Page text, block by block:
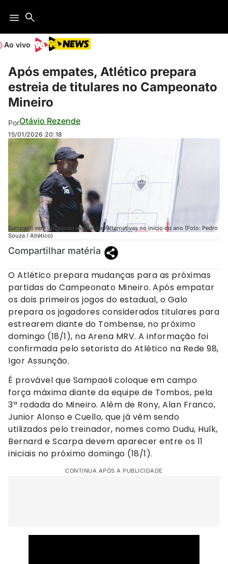
Ao vivo
Após empates, Atlético prepara
estreia de titulares no Campeonato
Mineiro
PorOtávio Rezende
15/01/2026 20:18
Sampaoli vem utilizando escalações alternativas no início do ano (Foto: Pedro
Souza / Atlético)
Compartilhar matéria
O Atlético prepara mudanças para as próximas
partidas do Campeonato Mineiro. Após empatar
os dois primeiros jogos do estadual, o Galo
prepara os jogadores considerados titulares para
estrearem diante do Tombense, no próximo
domingo (18/1), na Arena MRV. A informação foi
confirmada pelo setorista do Atlético na Rede 98,
Igor Assunção.
É provável que Sampaoli coloque em campo
força máxima diante da equipe de Tombos, pela
3ª rodada do Mineiro. Além de Rony, Alan Franco,
Junior Alonso e Cuello, que já vêm sendo
utilizados pelo treinador, nomes como Dudu, Hulk,
Bernard e Scarpa devem aparecer entre os 11
iniciais no próximo domingo (18/1).
CONTINUA APÓS A PUBLICIDADE